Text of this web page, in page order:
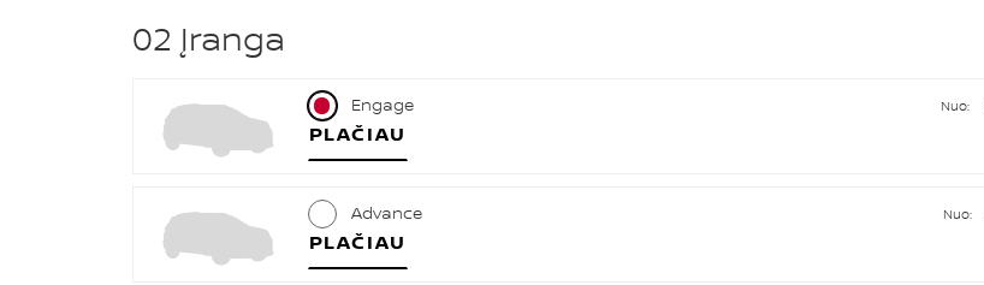
02 Įranga
Engage Nuo:
PLAČIAU
Advance Nuo:
PLAČIAU